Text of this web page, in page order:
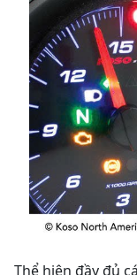
Thể hiện đầy đủ